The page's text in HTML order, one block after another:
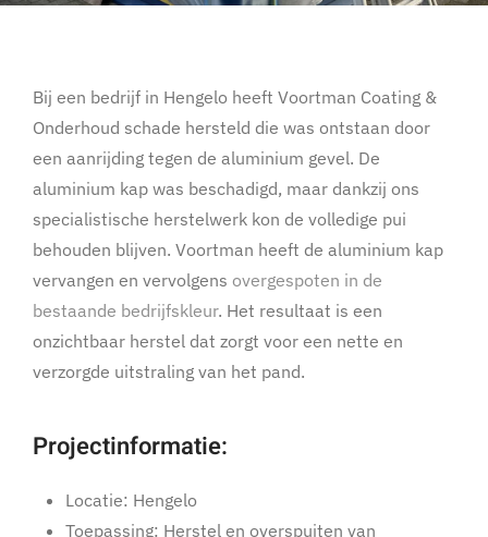
Bij een bedrijf in Hengelo heeft Voortman Coating &
Onderhoud schade hersteld die was ontstaan door
een aanrijding tegen de aluminium gevel. De
aluminium kap was beschadigd, maar dankzij ons
specialistische herstelwerk kon de volledige pui
behouden blijven. Voortman heeft de aluminium kap
vervangen en vervolgens overgespoten in de
bestaande bedrijfskleur. Het resultaat is een
onzichtbaar herstel dat zorgt voor een nette en
verzorgde uitstraling van het pand.
Projectinformatie:
Locatie: Hengelo
Toepassing: Herstel en overspuiten van